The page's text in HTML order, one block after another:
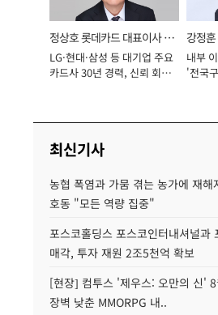
정상호 롯데카드 대표이사 사
장
LG·현대·삼성 등 대기업 주요
카드사 30년 경력, 신뢰 회복
강정
내부
'전국
최신기사
농협 폭염과 가뭄 겪는 농가에 재
호동 "모든 역량 집중"
포스코홀딩스 포스코인터내셔널과
매각, 투자 재원 2조5천억 확보
[현장] 컴투스 '제우스: 오만의 신'
장벽 낮춘 MMORPG 내..